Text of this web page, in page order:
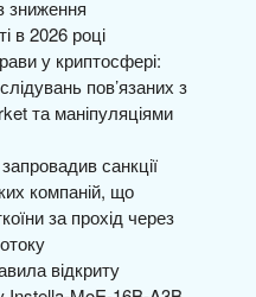
зниження
в 2026 році
у криптосфері:
пов’язаних з
та маніпуляціями
санкції
компаній, що
за прохід через
відкриту